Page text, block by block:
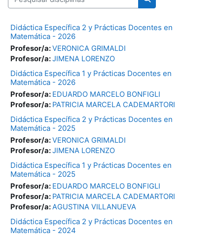
Pesquisar disciplinas
Didáctica Específica 2 y Prácticas Docentes en
Matemática - 2026
Profesor/a:VERONICA GRIMALDI
Profesor/a:JIMENA LORENZO
Didáctica Específica 1 y Prácticas Docentes en
Matemática - 2026
Profesor/a: EDUARDO MARCELO BONFIGLI
Profesor/a: PATRICIA MARCELA CADEMARTORI
Didáctica Específica 2 y Prácticas Docentes en
Matemática - 2025
Profesor/a:VERONICA GRIMALDI
Profesor/a:JIMENA LORENZO
Didáctica Específica 1 y Prácticas Docentes en
Matemática - 2025
Profesor/a: EDUARDO MARCELO BONFIGLI
Profesor/a: PATRICIA MARCELA CADEMARTORI
Profesor/a:AGUSTINA VILLANUEVA
Didáctica Específica 2 y Prácticas Docentes en
Matemática - 2024